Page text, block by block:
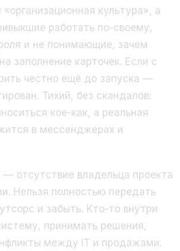
культура», а
работать по-своему,
и не понимающие, зачем
заполнение карточек. Если с
честно ещё до запуска —
Тихий, без скандалов:
кое-как, а реальная
в мессенджерах и
— отсутствие владельца проекта
Нельзя полностью передать
и забыть. Кто-то внутри
принимать решения,
между IT и продажами.